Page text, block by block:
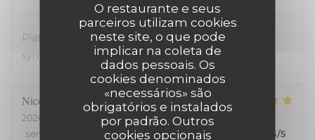
O restaurante e seus
parceiros utilizam cookies
neste site, o que pode
implicar na coleta de
dados pessoais. Os
cookies denominados
«necessários» são
obrigatórios e instalados
por padrão. Outros
cookies opcionais
Plats avec des produits frais. Très bon. Accueil très
sympathique. Service efficace. On en redemande !
Nicolas
2026-08-03
- 19:15 - guests 2
service
ambience: 5/5 menu:5/5 quality_price 5/5